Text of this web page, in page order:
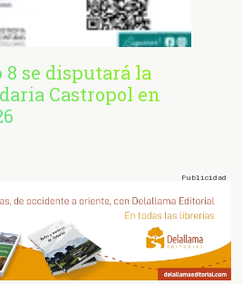
8 se disputará la
Castropol en